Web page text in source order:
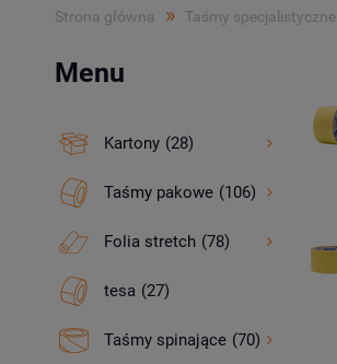
Strona główna » Taśmy specjalistyczne
Menu
Kartony (28)
Taśmy pakowe (106)
Folia stretch (78)
tesa (27)
Taśmy spinające (70)